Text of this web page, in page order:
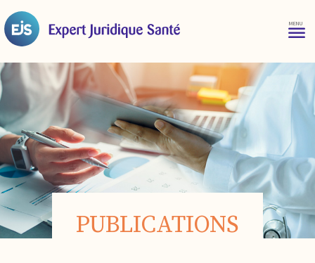
PUBLICATIONS